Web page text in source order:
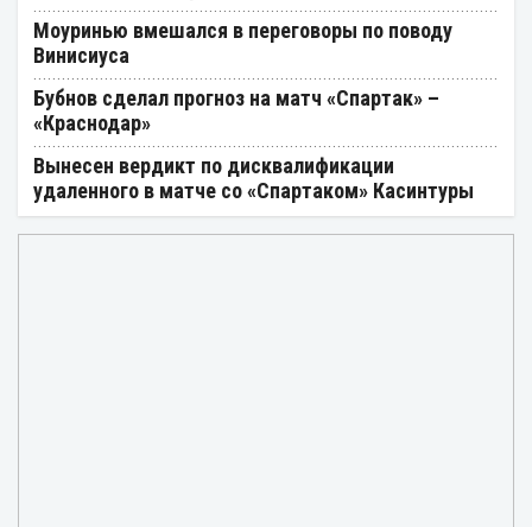
Моуринью вмешался в переговоры по поводу
Винисиуса
Бубнов сделал прогноз на матч «Спартак» –
«Краснодар»
Вынесен вердикт по дисквалификации
удаленного в матче со «Спартаком» Касинтуры